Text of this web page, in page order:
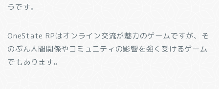
うです。
OneState RPはオンライン交流が魅力のゲームですが、そ
のぶん人間関係やコミュニティの影響を強く受けるゲーム
でもあります。